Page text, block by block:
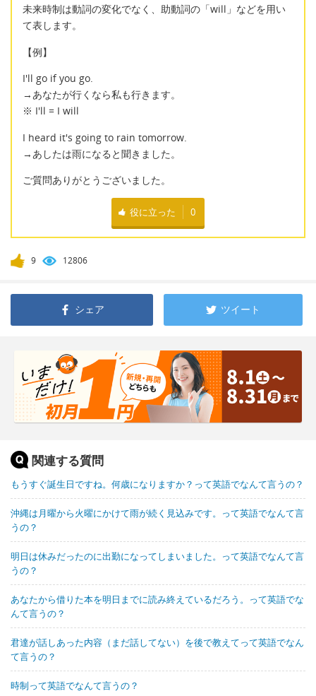
未来時制は動詞の変化でなく、助動詞の「will」などを用い
て表します。
【例】
I'll go if you go.
→あなたが行くなら私も行きます。
※ I'll = I will
I heard it's going to rain tomorrow.
→あしたは雨になると聞きました。
ご質問ありがとうございました。
役に立った 0
9 12806
シェア ツイート
関連する質問
もうすぐ誕生日ですね。何歳になりますか？って英語でなんて言うの？
沖縄は月曜から火曜にかけて雨が続く見込みです。って英語でなんて言
うの？
明日は休みだったのに出勤になってしまいました。って英語でなんて言
うの？
あなたから借りた本を明日までに読み終えているだろう。って英語でな
んて言うの？
君達が話しあった内容（まだ話してない）を後で教えてって英語でなん
て言うの？
時制って英語でなんて言うの？